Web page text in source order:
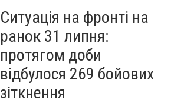
Ситуація на фронті на
ранок 31 липня:
протягом доби
відбулося 269 бойових
зіткнення